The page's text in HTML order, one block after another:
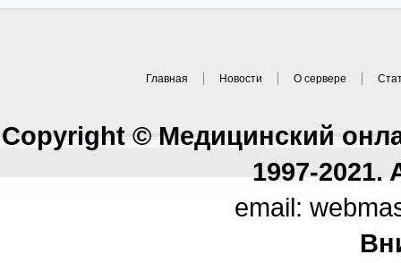
Главная Новости О сервере
Copyright © Медицинский
1997-2021.
email: